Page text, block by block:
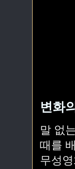
변화
말 없
때를
무성